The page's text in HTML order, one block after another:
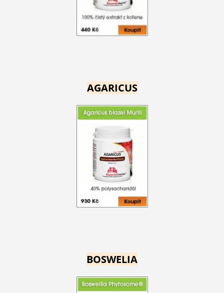
AGARICUS
BOSWELIA